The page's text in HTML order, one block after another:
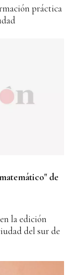
práctica
de
la edición
del sur de